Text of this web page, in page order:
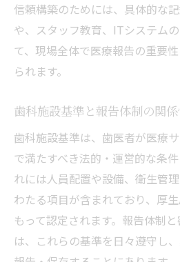
信頼構築のためには、具体的な
や、スタッフ教育、ITシステム
て、現場全体で医療報告の重要
られます。
歯科施設基準と報告体制の関
歯科施設基準は、歯医者が医療
で満たすべき法的・運営的な条
れには人員配置や設備、衛生管
わたる項目が含まれており、厚
もって認定されます。報告体制
は、これらの基準を日々遵守し